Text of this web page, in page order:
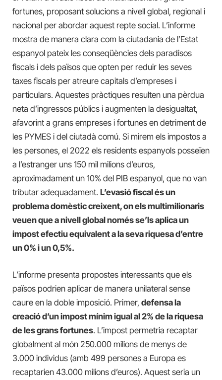
fortunes, proposant solucions a nivell global, regional i
nacional per abordar aquest repte social. L’informe
mostra de manera clara com la ciutadania de l’Estat
espanyol pateix les conseqüències dels paradisos
fiscals i dels països que opten per reduir les seves
taxes fiscals per atreure capitals d’empreses i
particulars. Aquestes pràctiques resulten una pèrdua
neta d’ingressos públics i augmenten la desigualtat,
afavorint a grans empreses i fortunes en detriment de
les PYMES i del ciutadà comú. Si mirem els impostos a
les persones, el 2022 els residents espanyols posseïen
a l’estranger uns 150 mil milions d’euros,
aproximadament un 10% del PIB espanyol, que no van
tributar adequadament. L’evasió fiscal és un
problema domèstic creixent, on els multimilionaris
veuen que a nivell global només se’ls aplica un
impost efectiu equivalent a la seva riquesa d’entre
un 0% i un 0,5%.
L’informe presenta propostes interessants que els
països podrien aplicar de manera unilateral sense
caure en la doble imposició. Primer, defensa la
creació d’un impost mínim igual al 2% de la riquesa
de les grans fortunes. L’impost permetria recaptar
globalment al món 250.000 milions de menys de
3.000 individus (amb 499 persones a Europa es
recaptarien 43.000 milions d’euros). Aquest seria un